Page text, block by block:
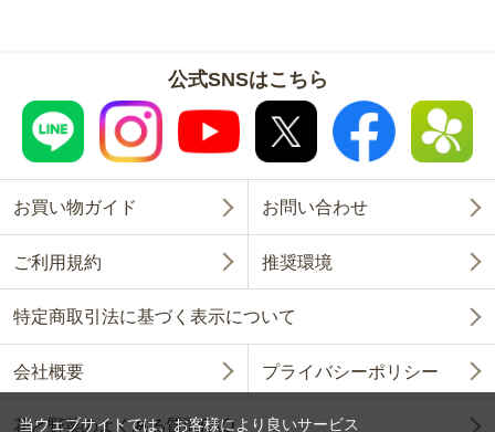
公式SNSはこちら
お買い物ガイド お問い合わせ
ご利用規約 推奨環境
特定商取引法に基づく表示について
会社概要 プライバシーポリシー
花と野菜のよくある質問FAQ
当ウェブサイトでは、お客様により良いサービス